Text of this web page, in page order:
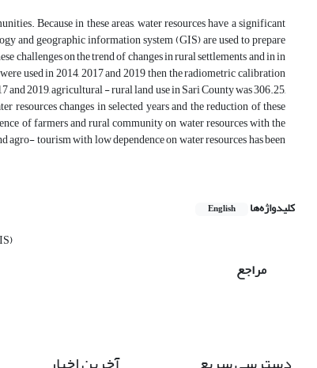
Because in these areas, water resources have a significant
and geographic information system (GIS) are used to prepare
challenges on the trend of changes in rural settlements and in in
used in 2014, 2017 and 2019 then the radiometric calibration
and 2019, agricultural - rural land use in Sari County was 306.25,
resources changes in selected years and the reduction of these
of farmers and rural community on water resources with the
tourism with low dependence on water resources has been
کلیدواژه‌ها English
مراجع